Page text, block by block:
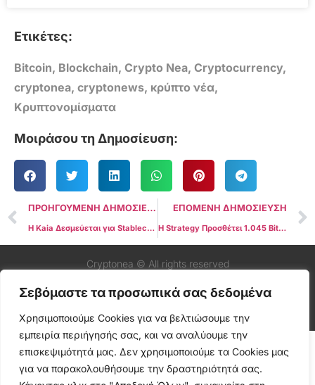
Σεβόμαστε τα προσωπικά σας δεδομένα
Χρησιμοποιούμε Cookies για να βελτιώσουμε την
εμπειρία περιήγησής σας, και να αναλύουμε την
επισκεψιμότητά μας. Δεν χρησιμοποιούμε τα Cookies μας
για να παρακολουθήσουμε την δραστηριότητά σας.
Ετικέτες:
Bitcoin, Blockchain, Crypto Nea, Cryptocurrency,
cryptonea, cryptonews, κρύπτο νέα,
Κρυπτονομίσματα
Μοιράσου τη Δημοσίευση:
ΠΡΟΗΓΟΥΜΕΝΗ ΔΗΜΟΣΙΕΥΣΗ
Η Kaia Δεσμεύεται για Stablecoin Συνδεδεμένο με το Γουόν, Καθώς Εκτοξεύονται οι Μετοχές Πληρωμών στη Νότια Κορέα
ΕΠΟΜΕΝΗ ΔΗΜΟΣΙΕΥΣΗ
Η Strategy Προσθέτει 1.045 Bitcoin Αξίας $110 Εκατ. Καθώς η Τιμή Πλησιάζει τα Ιστορικά Υψηλά
Cryptonea © All rights reserved